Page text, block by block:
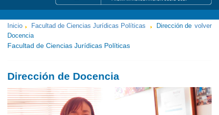
volver
Inicio Facultad de Ciencias Jurídicas Políticas
Dirección de
Docencia
Facultad de Ciencias Jurídicas Políticas
Dirección de Docencia